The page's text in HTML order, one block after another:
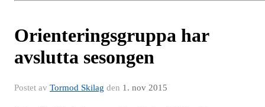
Orienteringsgruppa har
avslutta sesongen
Postet av Tormod Skilag den 1. nov 2015